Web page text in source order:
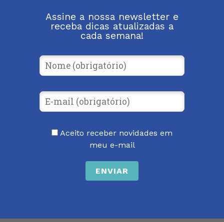
Assine a nossa newsletter e
receba dicas atualizadas a
cada semana!
Aceito receber novidades em
meu e-mail